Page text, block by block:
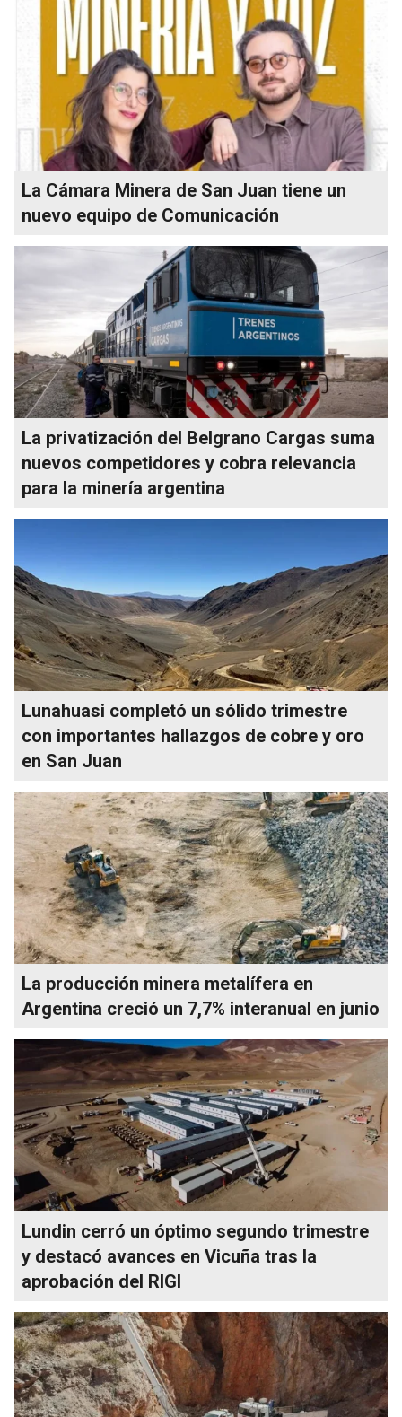
La Cámara Minera de San Juan tiene un
nuevo equipo de Comunicación
La privatización del Belgrano Cargas suma
nuevos competidores y cobra relevancia
para la minería argentina
Lunahuasi completó un sólido trimestre
con importantes hallazgos de cobre y oro
en San Juan
La producción minera metalífera en
Argentina creció un 7,7% interanual en junio
Lundin cerró un óptimo segundo trimestre
y destacó avances en Vicuña tras la
aprobación del RIGI